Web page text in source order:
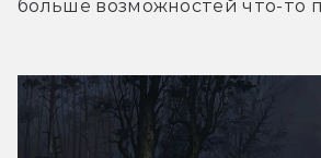
больше возможностей что-то